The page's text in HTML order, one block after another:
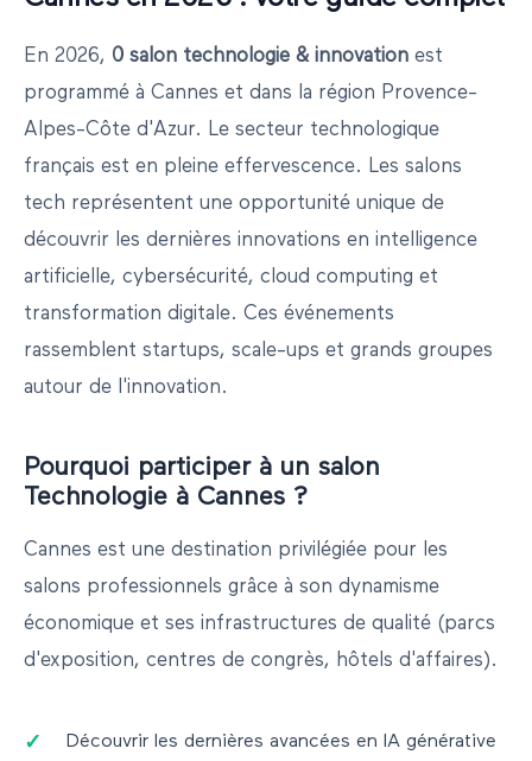
En 2026, 0 salon technologie & innovation est
programmé à Cannes et dans la région Provence-
Alpes-Côte d'Azur. Le secteur technologique
français est en pleine effervescence. Les salons
tech représentent une opportunité unique de
découvrir les dernières innovations en intelligence
artificielle, cybersécurité, cloud computing et
transformation digitale. Ces événements
rassemblent startups, scale-ups et grands groupes
autour de l'innovation.
Pourquoi participer à un salon
Technologie à Cannes ?
Cannes est une destination privilégiée pour les
salons professionnels grâce à son dynamisme
économique et ses infrastructures de qualité (parcs
d'exposition, centres de congrès, hôtels d'affaires).
Découvrir les dernières avancées en IA générative